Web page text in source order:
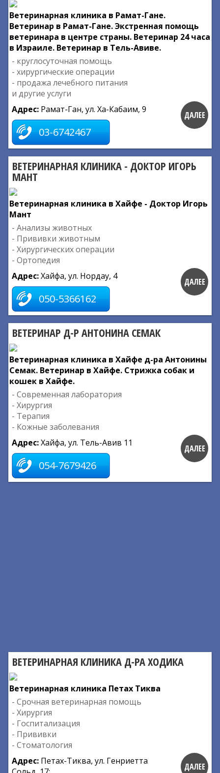
Ветеринарная клиника в Рамат-Гане.
Ветеринар в Рамат-Гане. Экстренная помощь
ветеринара в центре страны. Ветеринар 24 часа
в Израиле. Ветеринар в Тель-Авиве.
- круглосуточная помощь
- хирургические операции
- продажа лечебного питания
и другие услуги
Адрес: Рамат-Ган, ул. Ха-Кабаим, 9
03-6742467
ДАЛЕЕ
ВЕТЕРИНАРНАЯ КЛИНИКА - ДОКТОР ИГОРЬ
МАНТ
Ветеринарная клиника в Хайфе - Доктор Игорь
Мант
- Анализы животных
- Прививки животным
- Хирургических операции
- Ортопедия
Адрес:Хайфа, ул. Нордау, 4
050-5366162
ДАЛЕЕ
ВЕТЕРИНАР Д-Р АНТОНИНА СЕМАК
Ветеринарная клиника в Хайфе д-ра Антонины
Семак. Ветеринар в Хайфе. Стрижка собак и
кошек в Хайфе.
- Современная лаборатория
- Хирургия
- Терапия
- Кожные заболевания
Адрес:Хайфа, ул. Тель-Авив 11
054-7679426
ДАЛЕЕ
ВЕТЕРИНАРНАЯ КЛИНИКА Д-РА ХОДИКА
Ветеринарная клиника Петах Тиква
- Срочная ветеринарная помощь
- Хирургия
- Госпитализация
- Прививки
- Стоматология
Адрес: Петах-Тиква, ул. Генриетта
ДАЛЕЕ